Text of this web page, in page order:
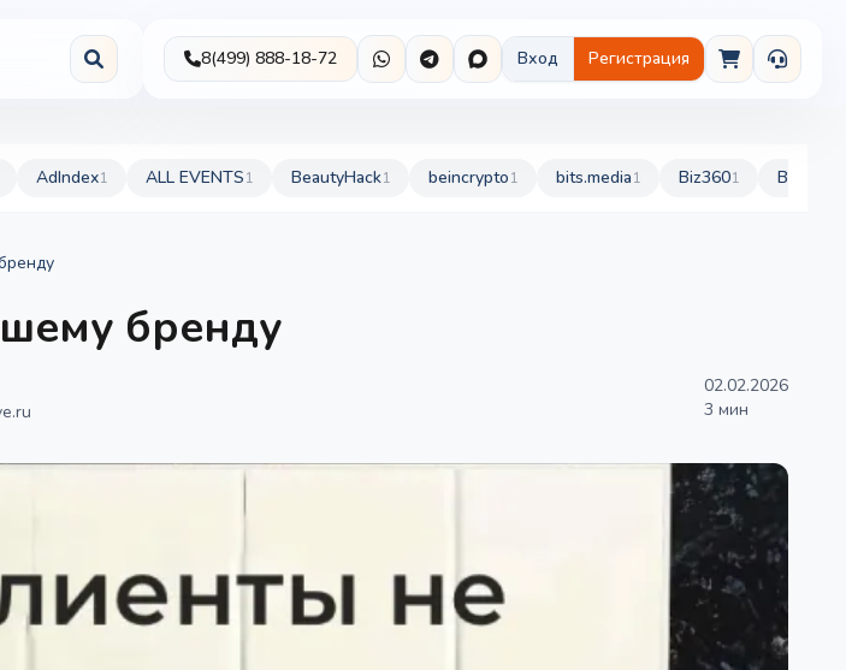
8(499) 888-18-72 Вход Регистрация
AdIndex1 ALL EVENTS1 BeautyHack1 beincrypto1 bits.media1 Biz3601
бренду
02.02.2026
3 мин